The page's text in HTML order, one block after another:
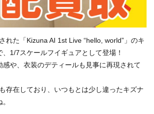
れた「Kizuna AI 1st Live “hello, world”」のキ
1/7スケールフイギュアとして登場！
感や、衣装のデティールも見事に再現されて
存在しており、いつもとは少し違ったキズナ